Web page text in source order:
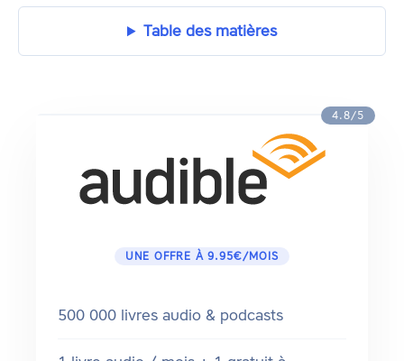
Table des matières
4.8/5
UNE OFFRE À 9.95€/MOIS
500 000 livres audio & podcasts